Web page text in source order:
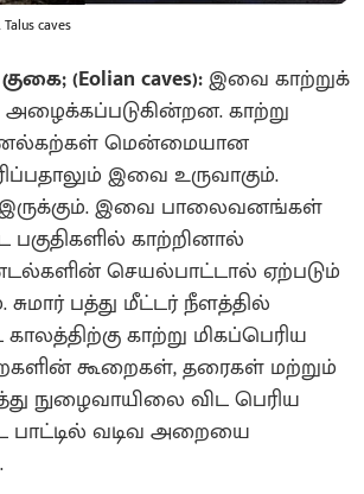
caves
(Eolian caves):இவை காற்றுக்
காற்று
மென்மையான
இவை உருவாகும்.
இவை பாலைவனங்கள்
காற்றினால்
செயல்பாட்டால் ஏற்படும்
பத்து மீட்டர் நீளத்தில்
காற்று மிகப்பெரிய
கூறைகள், தரைகள் மற்றும்
நுழைவாயிலை விட பெரிய
வடிவ அறையை